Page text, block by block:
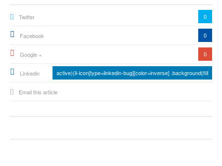
Twitter 0
Facebook 0
Google + 0
Linkedin active){li-icon[type=linkedin-bug][color=inverse] .background{fill
Email this article